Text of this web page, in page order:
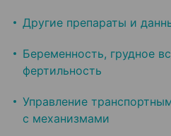
Другие препараты и
Беременность, грудное
фертильность
Управление
с механизмами